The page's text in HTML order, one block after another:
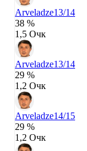
Arveladze13/14
38 %
1,5 Очк
Arveladze13/14
29 %
1,2 Очк
Arveladze14/15
29 %
1,2 Очк